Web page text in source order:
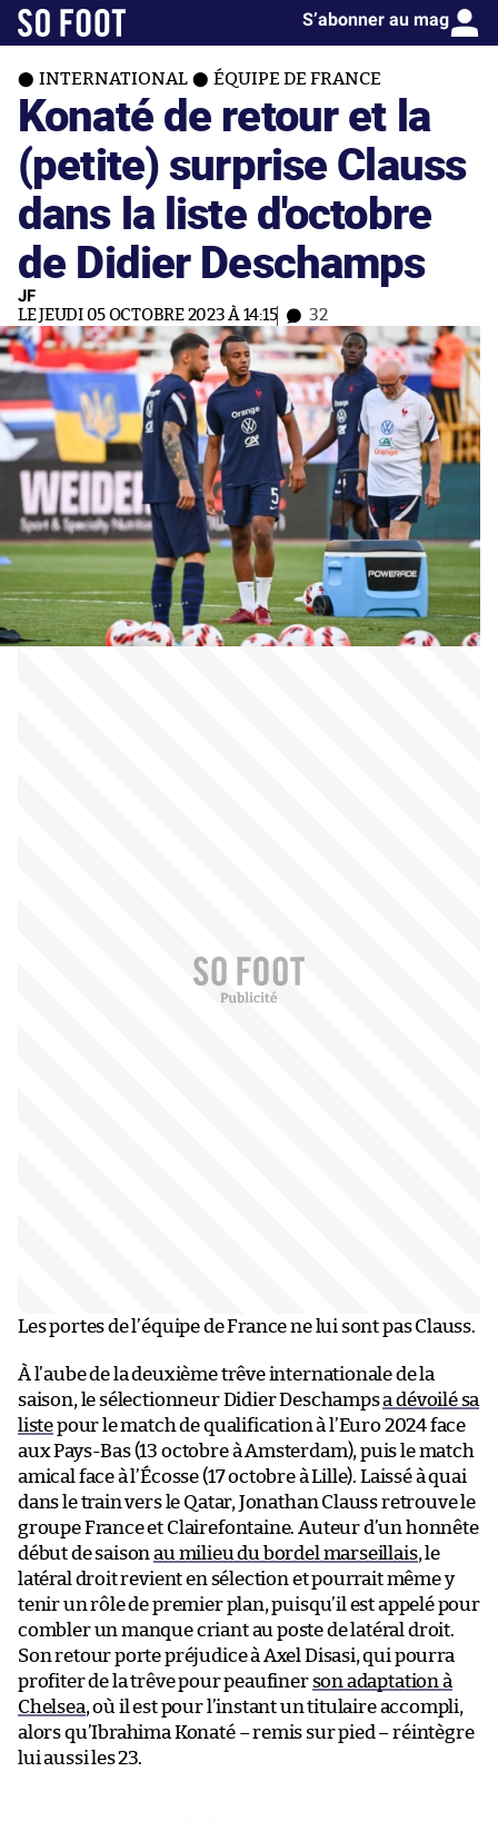
S’abonner au mag
INTERNATIONAL ÉQUIPE DE FRANCE
Konaté de retour et la
(petite) surprise Clauss
dans la liste d'octobre
de Didier Deschamps
JF
LE JEUDI 05 OCTOBRE 2023 À 14:15 32
Les portes de l’équipe de France ne lui sont pas Clauss.
À l’aube de la deuxième trêve internationale de la
saison, le sélectionneur Didier Deschampsa dévoilé sa
listepour le match de qualification à l’Euro 2024 face
aux Pays-Bas (13 octobre à Amsterdam), puis le match
amical face à l’Écosse (17 octobre à Lille). Laissé à quai
dans le train vers le Qatar, Jonathan Clauss retrouve le
groupe France et Clairefontaine. Auteur d’un honnête
début de saisonau milieu du bordel marseillais, le
latéral droit revient en sélection et pourrait même y
tenir un rôle de premier plan, puisqu’il est appelé pour
combler un manque criant au poste de latéral droit.
Son retour porte préjudice à Axel Disasi, qui pourra
profiter de la trêve pour peaufiner son adaptation à
Chelsea, où il est pour l’instant un titulaire accompli,
alors qu’Ibrahima Konaté – remis sur pied – réintègre
lui aussi les 23.